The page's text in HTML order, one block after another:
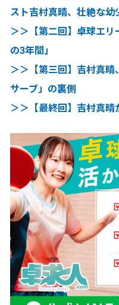
スト吉村真晴、壮絶な幼
＞＞【第二回】卓球エ
の3年間」
＞＞【第三回】吉村真
サーブ」の裏側
＞＞【最終回】吉村真